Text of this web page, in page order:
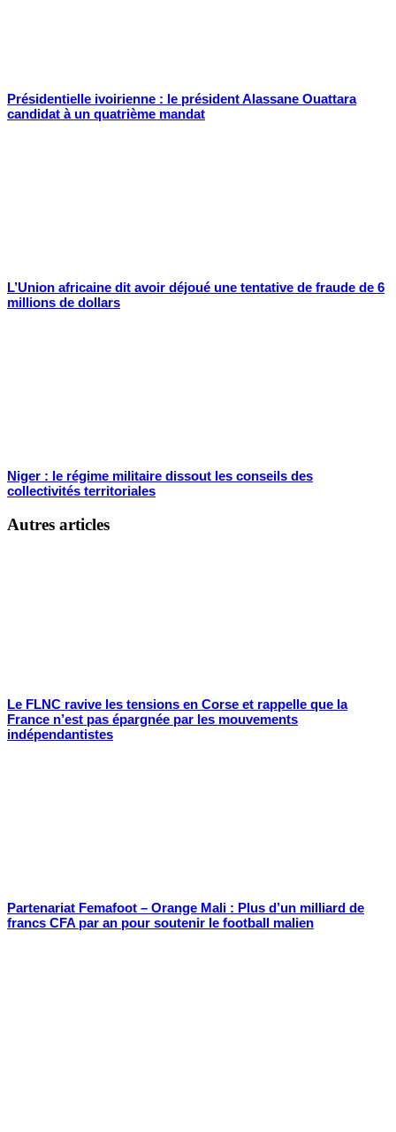
Présidentielle ivoirienne : le président Alassane Ouattara
candidat à un quatrième mandat
L’Union africaine dit avoir déjoué une tentative de fraude de 6
millions de dollars
Niger : le régime militaire dissout les conseils des
collectivités territoriales
Autres articles
Le FLNC ravive les tensions en Corse et rappelle que la
France n’est pas épargnée par les mouvements
indépendantistes
Partenariat Femafoot – Orange Mali : Plus d’un milliard de
francs CFA par an pour soutenir le football malien